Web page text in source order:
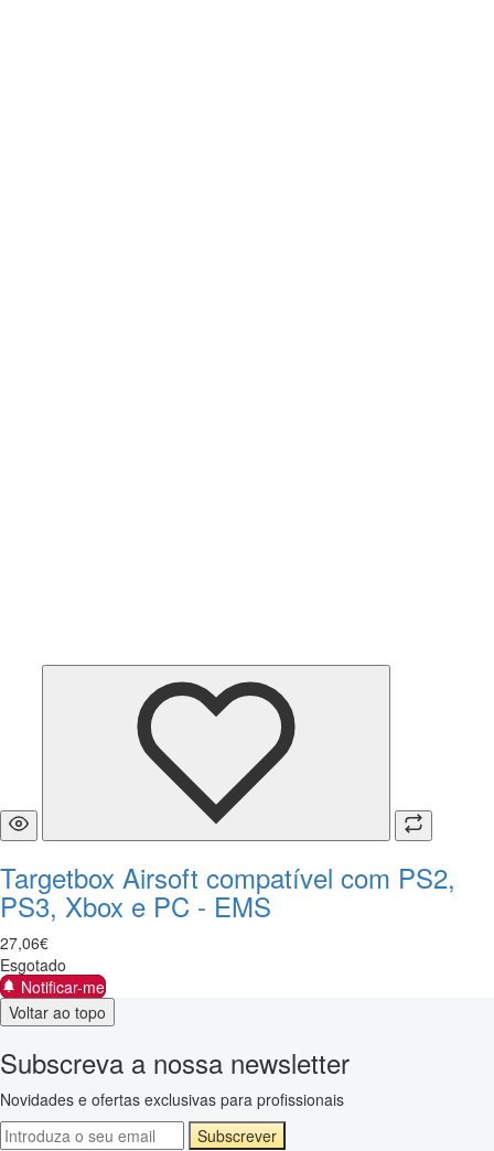
Targetbox Airsoft compatível com PS2,
PS3, Xbox e PC - EMS
27,06€
Esgotado
Notificar-me
Voltar ao topo
Subscreva a nossa newsletter
Novidades e ofertas exclusivas para profissionais
Subscrever